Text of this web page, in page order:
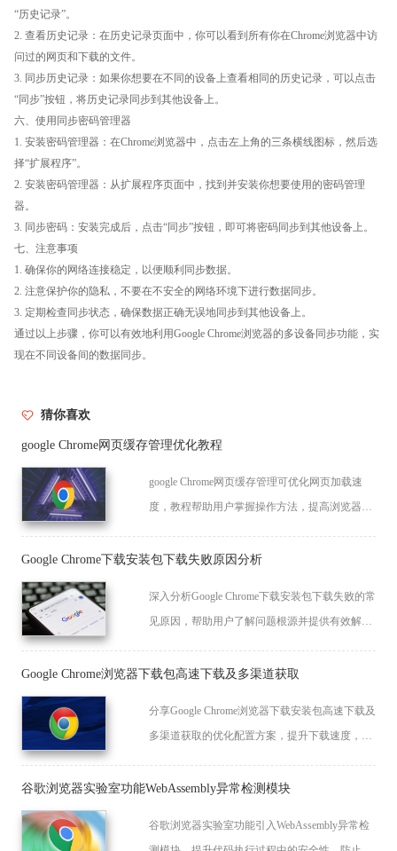
“历史记录”。
2. 查看历史记录：在历史记录页面中，你可以看到所有你在Chrome浏览器中访
问过的网页和下载的文件。
3. 同步历史记录：如果你想要在不同的设备上查看相同的历史记录，可以点击
“同步”按钮，将历史记录同步到其他设备上。
六、使用同步密码管理器
1. 安装密码管理器：在Chrome浏览器中，点击左上角的三条横线图标，然后选
择“扩展程序”。
2. 安装密码管理器：从扩展程序页面中，找到并安装你想要使用的密码管理
器。
3. 同步密码：安装完成后，点击“同步”按钮，即可将密码同步到其他设备上。
七、注意事项
1. 确保你的网络连接稳定，以便顺利同步数据。
2. 注意保护你的隐私，不要在不安全的网络环境下进行数据同步。
3. 定期检查同步状态，确保数据正确无误地同步到其他设备上。
通过以上步骤，你可以有效地利用Google Chrome浏览器的多设备同步功能，实
现在不同设备间的数据同步。
猜你喜欢
google Chrome网页缓存管理优化教程
google Chrome网页缓存管理可优化网页加载速
度，教程帮助用户掌握操作方法，提高浏览器性
Google Chrome下载安装包下载失败原因分析
深入分析Google Chrome下载安装包下载失败的常
见原因，帮助用户了解问题根源并提供有效解决
Google Chrome浏览器下载包高速下载及多渠道获取
分享Google Chrome浏览器下载安装包高速下载及
多渠道获取的优化配置方案，提升下载速度，保
谷歌浏览器实验室功能WebAssembly异常检测模块
谷歌浏览器实验室功能引入WebAssembly异常检